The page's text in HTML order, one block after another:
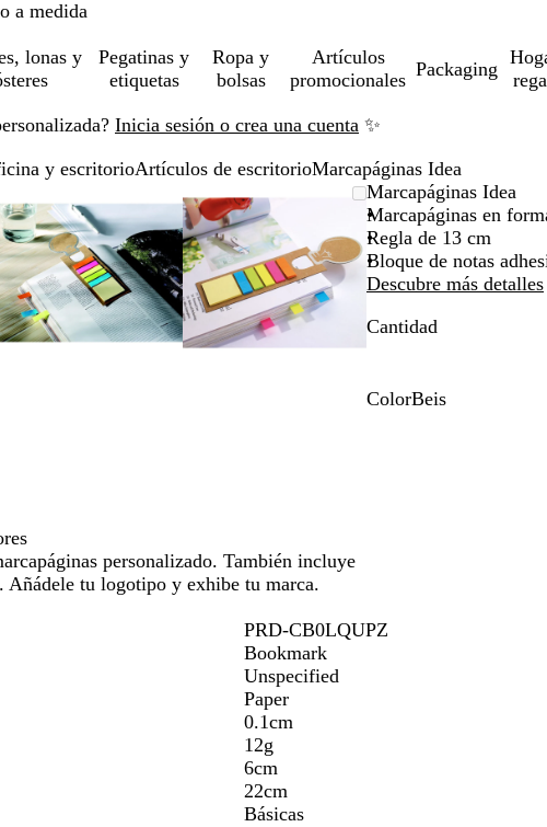
a medida
lonas y
Pegatinas y
etiquetas
Ropa y
bolsas
Artículos
promocionales
Packaging
Inicia sesión o crea una cuenta ✨
y escritorioArtículos de escritorioMarcapáginas Idea
ampliable
hasta
mínimo
clic
para
expandir
las
teclas
de
más
y
menos
por
la
ampliable
hasta
mínimo
clic
para
expandir
las
teclas
de
más
y
menos
para
por
la
Marcapáginas Idea
Marcapáginas en
Regla de 13 cm
Bloque de notas
Descubre más detalles
Cantidad
ColorBeis
personalizado. También incluye
Añádele tu logotipo y exhibe tu marca.
PRD-CB0LQUPZ
Bookmark
Unspecified
Paper
0.1cm
12g
6cm
22cm
Básicas